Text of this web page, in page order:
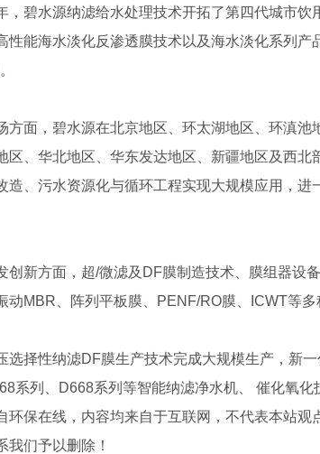
碧水源纳滤给水处理技术开拓了第四代城市饮
性能海水淡化反渗透膜技术以及海水淡化系列
面，碧水源在北京地区、环太湖地区、环滇池
区、华北地区、华东发达地区、新疆地区及西
造、污水资源化与循环工程实现大规模应用，
新方面，超/微滤及DF膜制造技术、膜组器设
动MBR、阵列平板膜、PENF/RO膜、ICWT等多
择性纳滤DF膜生产技术完成大规模生产，新一
系列、D668系列等智能纳滤净水机、 催化氧化
环保在线，内容均来自于互联网，不代表本站
我们予以删除！